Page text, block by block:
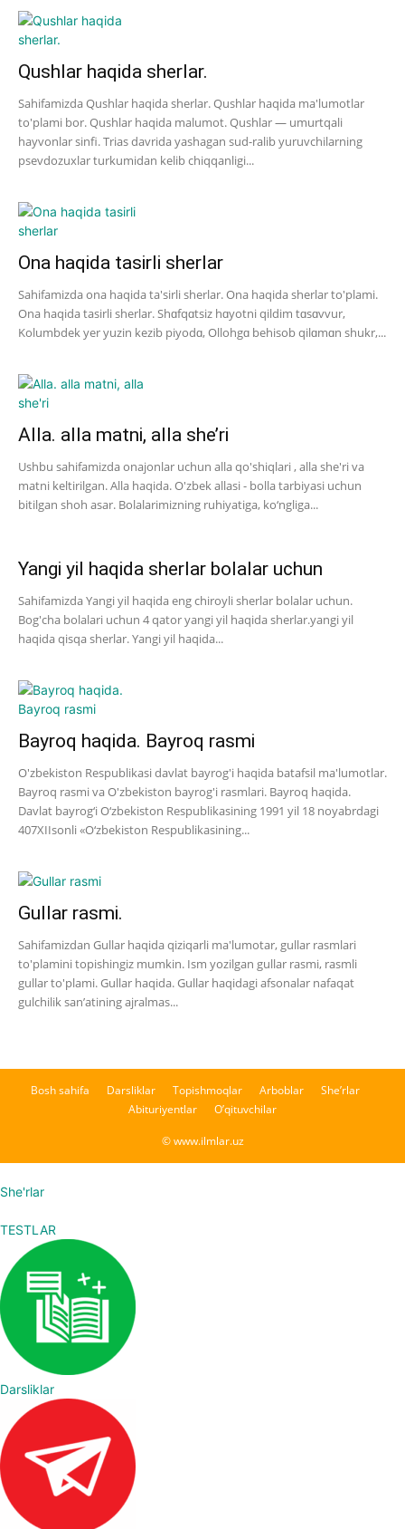
Qushlar haqida sherlar.
Sahifamizda Qushlar haqida sherlar. Qushlar haqida ma'lumotlar
to'plami bor. Qushlar haqida malumot. Qushlar — umurtqali
hayvonlar sinfi. Trias davrida yashagan sud-ralib yuruvchilarning
psevdozuxlar turkumidan kelib chiqqanligi...
Ona haqida tasirli sherlar
Sahifamizda ona haqida ta'sirli sherlar. Ona haqida sherlar to'plami.
Ona haqida tasirli sherlar. Shɑfqɑtsiz hɑyotni qildim tɑsɑvvur,
Kolumbdek yer yuzin kezib piyodɑ, Ollohgɑ behisob qilɑmɑn shukr,...
Alla. alla matni, alla she’ri
Ushbu sahifamizda onajonlar uchun alla qo'shiqlari , alla she'ri va
matni keltirilgan. Alla haqida. O'zbek allasi - bolla tarbiyasi uchun
bitilgan shoh asar. Bolalarimizning ruhiyatiga, ko‘ngliga...
Yangi yil haqida sherlar bolalar uchun
Sahifamizda Yangi yil haqida eng chiroyli sherlar bolalar uchun.
Bog'cha bolalari uchun 4 qator yangi yil haqida sherlar.yangi yil
haqida qisqa sherlar. Yangi yil haqida...
Bayroq haqida. Bayroq rasmi
O'zbekiston Respublikasi davlat bayrog'i haqida batafsil ma'lumotlar.
Bayroq rasmi va O'zbekiston bayrog'i rasmlari. Bayroq haqida.
Davlat bayrog‘i O‘zbekiston Respublikasining 1991 yil 18 noyabrdagi
407­XII­sonli «O‘zbekiston Respublikasining...
Gullar rasmi.
Sahifamizdan Gullar haqida qiziqarli ma'lumotar, gullar rasmlari
to'plamini topishingiz mumkin. Ism yozilgan gullar rasmi, rasmli
gullar to'plami. Gullar haqida. Gullar haqidagi afsonalar nafaqat
gulchilik san’atining ajralmas...
Bosh sahifa Darsliklar Topishmoqlar Arboblar
She’rlar
Abituriyentlar
O’qituvchilar
© www.ilmlar.uz
She'rlar
TESTLAR
Darsliklar